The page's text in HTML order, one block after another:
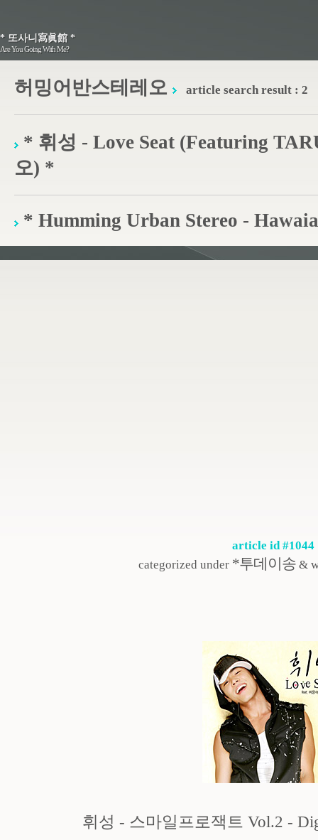
* 또사니寫眞館 *
Are You Going With Me?
* 또사니寫眞館 *
Are You Going With Me?
허밍어반스테레오 article search result : 2
* 휘성 - Love Seat (Featuring
오) *
* Humming Urban Stereo -
article id #1044
categorized under *투데이송 &
휘성 - 스마일프로잭트 Vol.2 -